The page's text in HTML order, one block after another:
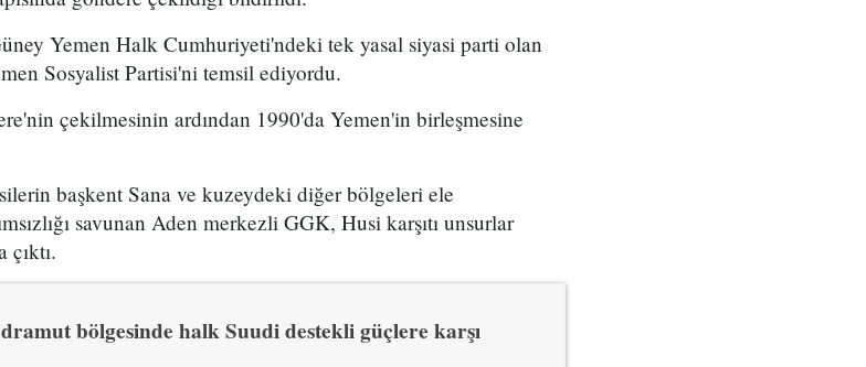
Yemen Halk Cumhuriyeti'ndeki tek yasal siyasi parti olan
Sosyalist Partisi'ni temsil ediyordu.
çekilmesinin ardından 1990'da Yemen'in birleşmesine
başkent Sana ve kuzeydeki diğer bölgeleri ele
savunan Aden merkezli GGK, Husi karşıtı unsurlar
bölgesinde halk Suudi destekli güçlere karşı